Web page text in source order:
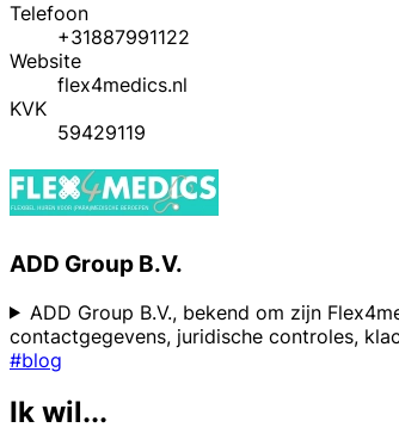
Telefoon
+31887991122
Website
flex4medics.nl
KVK
59429119
ADD Group B.V.
ADD Group B.V., bekend om zijn
contactgegevens, juridische controles,
#blog
Ik wil...